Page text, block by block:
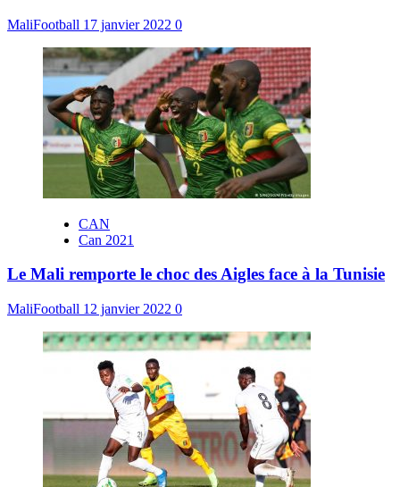
MaliFootball 17 janvier 2022 0
CAN
Can 2021
Le Mali remporte le choc des Aigles face à la Tunisie
MaliFootball 12 janvier 2022 0